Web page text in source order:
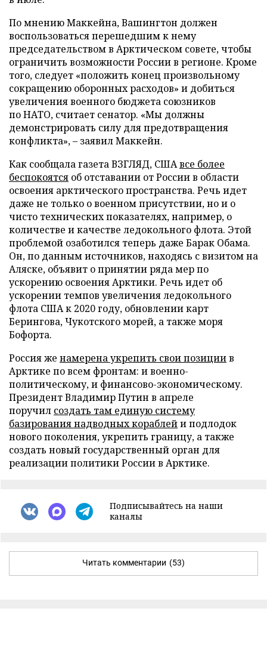
По мнению Маккейна, Вашингтон должен
воспользоваться перешедшим к нему
председательством в Арктическом совете, чтобы
ограничить возможности России в регионе. Кроме
того, следует «положить конец произвольному
сокращению оборонных расходов» и добиться
увеличения военного бюджета союзников
по НАТО, считает сенатор. «Мы должны
демонстрировать силу для предотвращения
конфликта», – заявил Маккейн.
Как сообщала газета ВЗГЛЯД, СШАвсе более
беспокоятся об отставании от России в области
освоения арктического пространства. Речь идет
даже не только о военном присутствии, но и о
чисто технических показателях, например, о
количестве и качестве ледокольного флота. Этой
проблемой озаботился теперь даже Барак Обама.
Он, по данным источников, находясь с визитом на
Аляске, объявит о принятии ряда мер по
ускорению освоения Арктики. Речь идет об
ускорении темпов увеличения ледокольного
флота США к 2020 году, обновлении карт
Берингова, Чукотского морей, а также моря
Бофорта.
Россия же намерена укрепить свои позициив
Арктике по всем фронтам: и военно-
политическому, и финансово-экономическому.
Президент Владимир Путин в апреле
поручил создать там единую систему
базирования надводных кораблейи подлодок
нового поколения, укрепить границу, а также
создать новый государственный орган для
реализации политики России в Арктике.
Подписывайтесь на наши
каналы
Читать комментарии (53)